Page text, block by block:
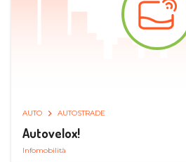
AUTO AUTOSTRADE
Autovelox!
Infomobilità